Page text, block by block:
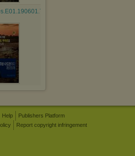
Help
Publishers Platform
Report copyright infringement